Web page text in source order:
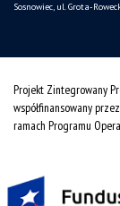
Sosnowiec, ul. Grota-
Projekt Zintegrowany
współfinansowany
ramach Programu